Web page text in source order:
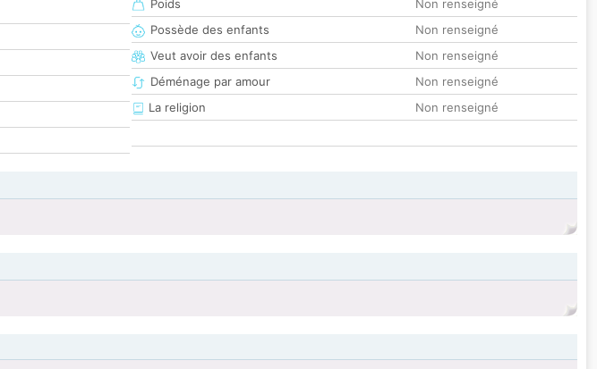
Poids
Non renseigné
Possède des enfants
Non renseigné
Veut avoir des enfants
Non renseigné
Déménage par amour
Non renseigné
La religion
Non renseigné